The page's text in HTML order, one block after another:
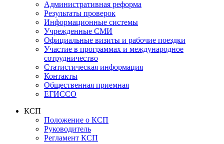
Административная реформа
Результаты проверок
Информационные системы
Учрежденные СМИ
Официальные визиты и рабочие поездки
Участие в программах и международное
сотрудничество
Статистическая информация
Контакты
Общественная приемная
ЕГИССО
КСП
Положение о КСП
Руководитель
Регламент КСП